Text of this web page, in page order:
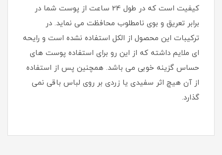
کیفیت است که در طول 24 ساعت از پوست شما در
برابر تعریق و بوی نامطلوب محافظت می نماید. در
ترکیبات این محصول از الکل استفاده نشده است و رایحه
ای ملایم داشته که از این رو برای استفاده پوست های
حساس گزینه خوبی می باشد. همچنین پس از استفاده
از آن هیچ اثر سفیدی یا زردی بر روی لباس باقی نمی
گذارد.